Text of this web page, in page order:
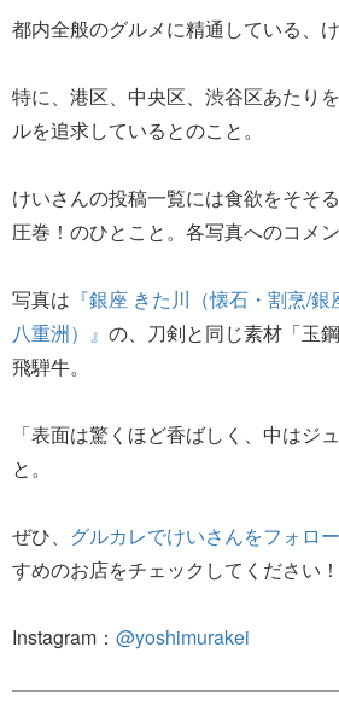
都内全般のグルメに精通している、け
特に、港区、中央区、渋谷区あたり
ルを追求しているとのこと。
けいさんの投稿一覧には食欲をそそ
圧巻！のひとこと。各写真へのコメン
写真は 『銀座 きた川（懐石・割烹/
八重洲）』 の、刀剣と同じ素材「玉
飛騨牛。
「表面は驚くほど香ばしく、中はジ
と。
ぜひ、 グルカレでけいさんをフォロー
すめのお店をチェックしてください！
Instagram： @yoshimurakei